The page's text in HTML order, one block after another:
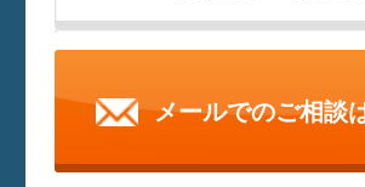
メールでのご相談